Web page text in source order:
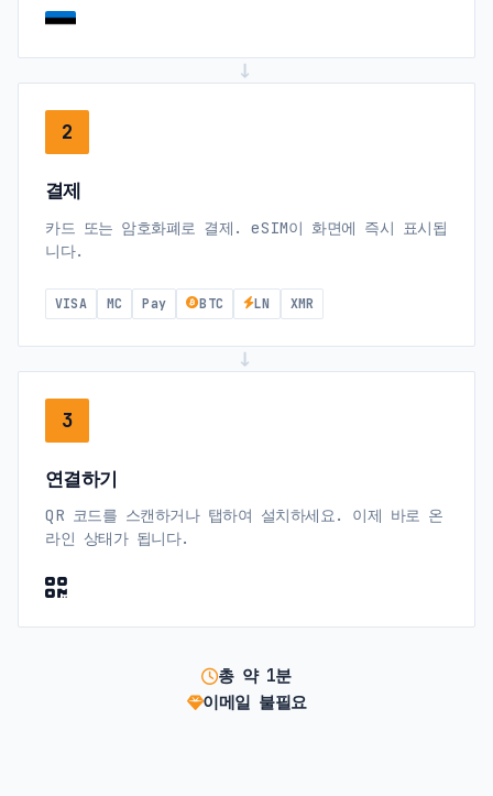
→
2
결제
카드 또는 암호화폐로 결제. eSIM이 화면에 즉시 표시됩
니다.
VISA MC Pay BTC LN XMR
3
연결하기
QR 코드를 스캔하거나 탭하여 설치하세요. 이제 바로 온
라인 상태가 됩니다.
총 약 1분
이메일 불필요